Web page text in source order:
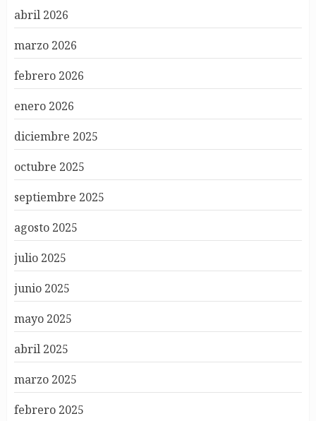
abril 2026
marzo 2026
febrero 2026
enero 2026
diciembre 2025
octubre 2025
septiembre 2025
agosto 2025
julio 2025
junio 2025
mayo 2025
abril 2025
marzo 2025
febrero 2025